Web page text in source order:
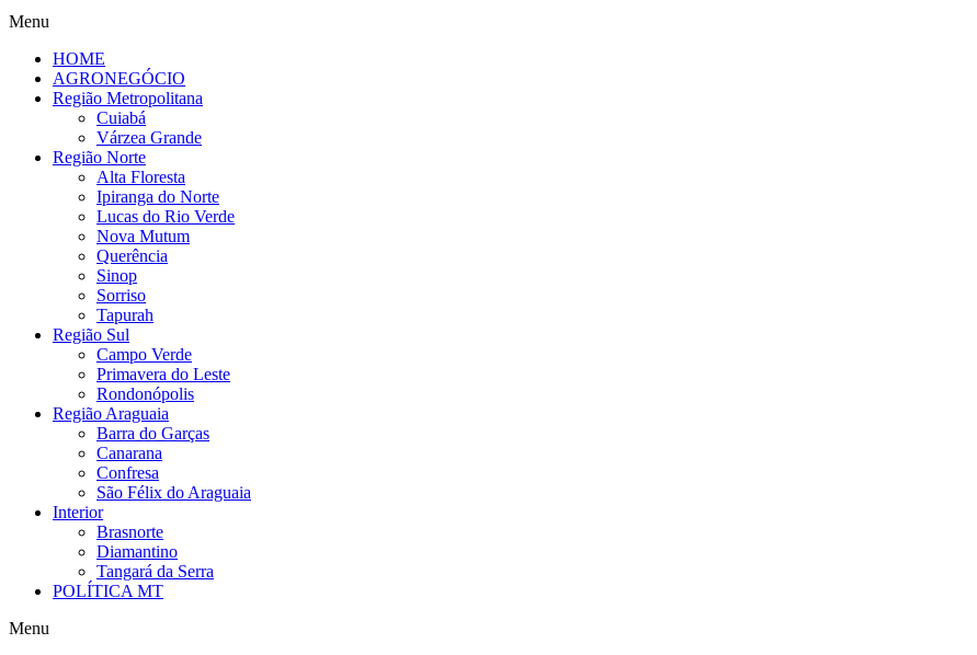
Menu
HOME
AGRONEGÓCIO
Região Metropolitana
Cuiabá
Várzea Grande
Região Norte
Alta Floresta
Ipiranga do Norte
Lucas do Rio Verde
Nova Mutum
Querência
Sinop
Sorriso
Tapurah
Região Sul
Campo Verde
Primavera do Leste
Rondonópolis
Região Araguaia
Barra do Garças
Canarana
Confresa
São Félix do Araguaia
Interior
Brasnorte
Diamantino
Tangará da Serra
POLÍTICA MT
Menu